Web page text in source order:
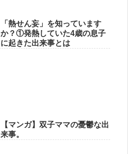
「熱せん妄」を知っています
か？①発熱していた4歳の息子
に起きた出来事とは
【マンガ】双子ママの憂鬱な出
来事。